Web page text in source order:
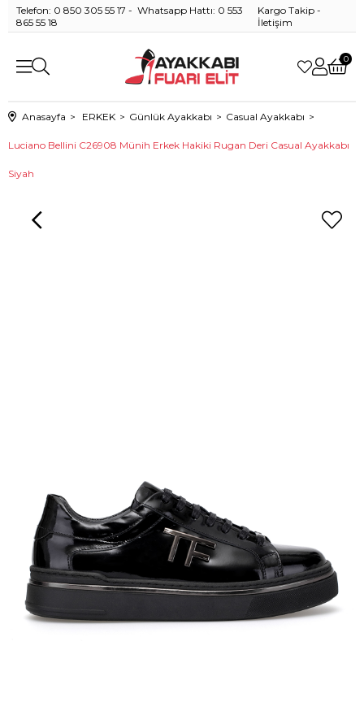
Telefon: 0 850 305 55 17 - Whatsapp Hattı: 0 553
865 55 18
Kargo Takip -
İletişim
0
Anasayfa ERKEK Günlük Ayakkabı Casual Ayakkabı
Luciano Bellini C26908 Münih Erkek Hakiki Rugan Deri Casual Ayakkabı
Siyah